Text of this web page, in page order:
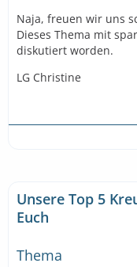
Naja, freuen wir uns
Dieses Thema mit
diskutiert worden.
LG Christine
Unsere Top 5
Euch
Thema